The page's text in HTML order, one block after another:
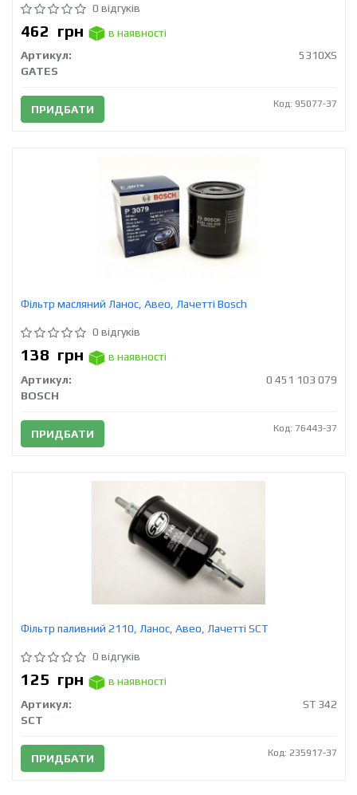
0 відгуків
462 грн
в наявності
Артикул:
5310XS
GATES
ПРИДБАТИ Код: 95077-37
Фільтр масляний Ланос, Авео, Лачетті Bosch
0 відгуків
138 грн
в наявності
Артикул:
0 451 103 079
BOSCH
ПРИДБАТИ Код: 76443-37
Фільтр паливний 2110, Ланос, Авео, Лачетті SCT
0 відгуків
125 грн
в наявності
Артикул:
ST 342
SCT
ПРИДБАТИ Код: 235917-37